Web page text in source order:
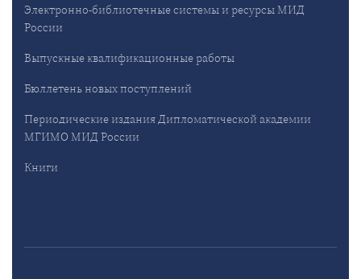
Электронно-библиотечные системы и ресурсы МИД
России
Выпускные квалификационные работы
Бюллетень новых поступлений
Периодические издания Дипломатической академии
МГИМО МИД России
Книги